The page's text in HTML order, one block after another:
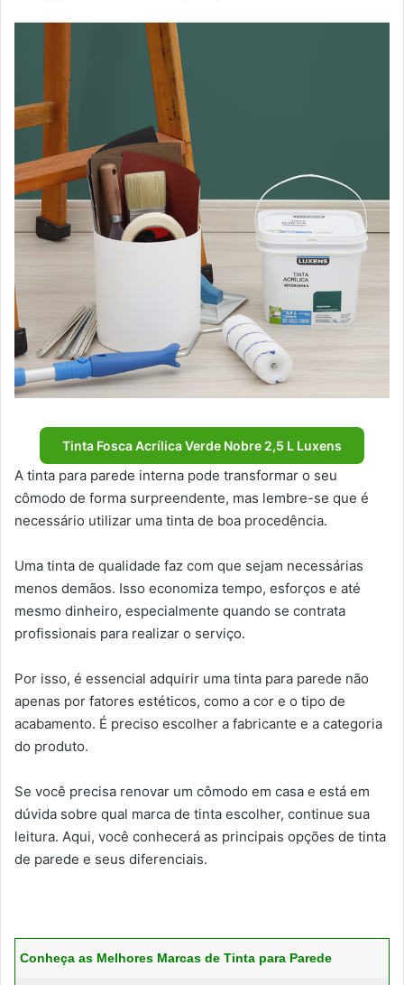
Tinta Fosca Acrílica Verde Nobre 2,5 L Luxens
A tinta para parede interna pode transformar o seu
cômodo de forma surpreendente, mas lembre-se que é
necessário utilizar uma tinta de boa procedência.
Uma tinta de qualidade faz com que sejam necessárias
menos demãos. Isso economiza tempo, esforços e até
mesmo dinheiro, especialmente quando se contrata
profissionais para realizar o serviço.
Por isso, é essencial adquirir uma tinta para parede não
apenas por fatores estéticos, como a cor e o tipo de
acabamento. É preciso escolher a fabricante e a categoria
do produto.
Se você precisa renovar um cômodo em casa e está em
dúvida sobre qual marca de tinta escolher, continue sua
leitura. Aqui, você conhecerá as principais opções de tinta
de parede e seus diferenciais.
Conheça as Melhores Marcas de Tinta para Parede